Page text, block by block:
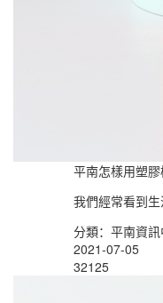
平南怎樣用塑膠
我們經常看到
分類：平南資
2021-07-05
32125